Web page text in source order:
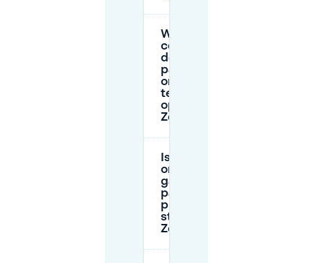
Wat moet ik
controleren op
de
parkeerborden
om een boete
te voorkomen
op
Zeppelinallee?
Is het veiliger
om in een
garage te
parkeren in
plaats van op
straat bij Park
Zeppelinallee?